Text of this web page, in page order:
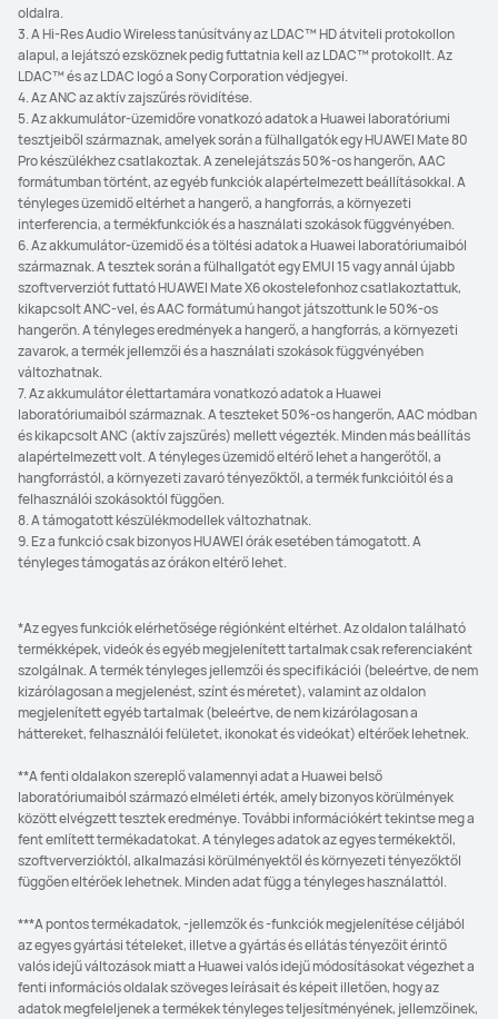
oldalra.
3. A Hi-Res Audio Wireless tanúsítvány az LDAC™ HD átviteli protokollon
alapul, a lejátszó ezsköznek pedig futtatnia kell az LDAC™ protokollt. Az
LDAC™ és az LDAC logó a Sony Corporation védjegyei.
4. Az ANC az aktív zajszűrés rövidítése.
5. Az akkumulátor-üzemidőre vonatkozó adatok a Huawei laboratóriumi
tesztjeiből származnak, amelyek során a fülhallgatók egy HUAWEI Mate 80
Pro készülékhez csatlakoztak. A zenelejátszás 50%-os hangerőn, AAC
formátumban történt, az egyéb funkciók alapértelmezett beállításokkal. A
tényleges üzemidő eltérhet a hangerő, a hangforrás, a környezeti
interferencia, a termékfunkciók és a használati szokások függvényében.
6. Az akkumulátor-üzemidő és a töltési adatok a Huawei laboratóriumaiból
származnak. A tesztek során a fülhallgatót egy EMUI 15 vagy annál újabb
szoftververziót futtató HUAWEI Mate X6 okostelefonhoz csatlakoztattuk,
kikapcsolt ANC-vel, és AAC formátumú hangot játszottunk le 50%-os
hangerőn. A tényleges eredmények a hangerő, a hangforrás, a környezeti
zavarok, a termék jellemzői és a használati szokások függvényében
változhatnak.
7. Az akkumulátor élettartamára vonatkozó adatok a Huawei
laboratóriumaiból származnak. A teszteket 50%-os hangerőn, AAC módban
és kikapcsolt ANC (aktív zajszűrés) mellett végezték. Minden más beállítás
alapértelmezett volt. A tényleges üzemidő eltérő lehet a hangerőtől, a
hangforrástól, a környezeti zavaró tényezőktől, a termék funkcióitól és a
felhasználói szokásoktól függően.
8. A támogatott készülékmodellek változhatnak.
9. Ez a funkció csak bizonyos HUAWEI órák esetében támogatott. A
tényleges támogatás az órákon eltérő lehet.
*Az egyes funkciók elérhetősége régiónként eltérhet. Az oldalon található
termékképek, videók és egyéb megjelenített tartalmak csak referenciaként
szolgálnak. A termék tényleges jellemzői és specifikációi (beleértve, de nem
kizárólagosan a megjelenést, színt és méretet), valamint az oldalon
megjelenített egyéb tartalmak (beleértve, de nem kizárólagosan a
háttereket, felhasználói felületet, ikonokat és videókat) eltérőek lehetnek.
**A fenti oldalakon szereplő valamennyi adat a Huawei belső
laboratóriumaiból származó elméleti érték, amely bizonyos körülmények
között elvégzett tesztek eredménye. További információkért tekintse meg a
fent említett termékadatokat. A tényleges adatok az egyes termékektől,
szoftververzióktól, alkalmazási körülményektől és környezeti tényezőktől
függően eltérőek lehetnek. Minden adat függ a tényleges használattól.
***A pontos termékadatok, -jellemzők és -funkciók megjelenítése céljából
az egyes gyártási tételeket, illetve a gyártás és ellátás tényezőit érintő
valós idejű változások miatt a Huawei valós idejű módosításokat végezhet a
fenti információs oldalak szöveges leírásait és képeit illetően, hogy az
adatok megfeleljenek a termékek tényleges teljesítményének, jellemzőinek,